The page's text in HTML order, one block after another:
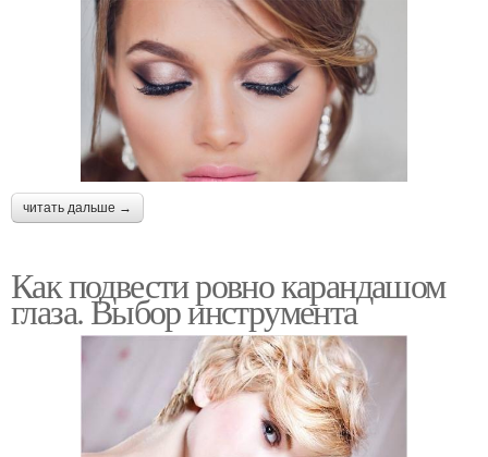
читать дальше →
Как подвести ровно карандашом
глаза. Выбор инструмента